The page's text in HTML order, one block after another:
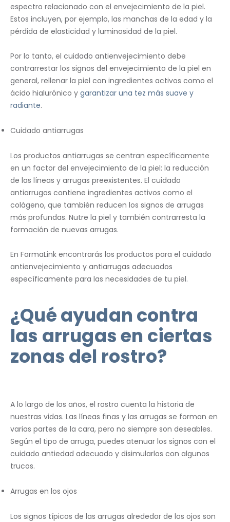
espectro relacionado con el envejecimiento de la piel.
Estos incluyen, por ejemplo, las manchas de la edad y la
pérdida de elasticidad y luminosidad de la piel.
Por lo tanto, el cuidado antienvejecimiento debe
contrarrestar los signos del envejecimiento de la piel en
general, rellenar la piel con ingredientes activos como el
ácido hialurónico y garantizar una tez más suave y
radiante.
Cuidado antiarrugas
Los productos antiarrugas se centran específicamente
en un factor del envejecimiento de la piel: la reducción
de las líneas y arrugas preexistentes. El cuidado
antiarrugas contiene ingredientes activos como el
colágeno, que también reducen los signos de arrugas
más profundas. Nutre la piel y también contrarresta la
formación de nuevas arrugas.
En FarmaLink encontrarás los productos para el cuidado
antienvejecimiento y antiarrugas adecuados
específicamente para las necesidades de tu piel.
¿Qué ayudan contra
las arrugas en ciertas
zonas del rostro?
A lo largo de los años, el rostro cuenta la historia de
nuestras vidas. Las líneas finas y las arrugas se forman en
varias partes de la cara, pero no siempre son deseables.
Según el tipo de arruga, puedes atenuar los signos con el
cuidado antiedad adecuado y disimularlos con algunos
trucos.
Arrugas en los ojos
Los signos típicos de las arrugas alrededor de los ojos son